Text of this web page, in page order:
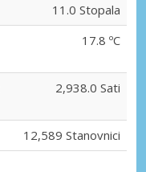
11.0 Stopala
17.8 ºC
2,938.0 Sati
12,589 Stanovnici